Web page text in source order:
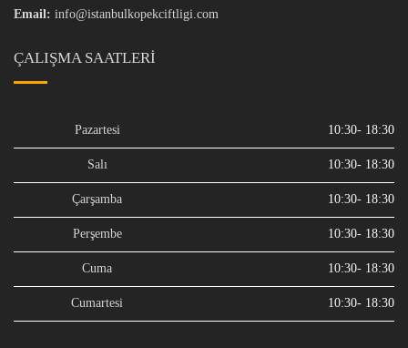
Email: info@istanbulkopekciftligi.com
ÇALIŞMA SAATLERI
Pazartesi 10:30- 18:30
Salı 10:30- 18:30
Çarşamba 10:30- 18:30
Perşembe 10:30- 18:30
Cuma 10:30- 18:30
Cumartesi 10:30- 18:30